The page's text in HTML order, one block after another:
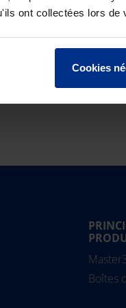
ont collectées lors
Cookies
grès FR
Boîtes